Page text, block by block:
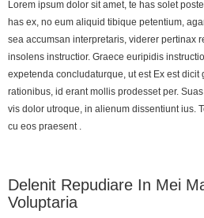
Lorem ipsum dolor sit amet, te has solet
has ex, no eum aliquid tibique petentium,
sea accumsan interpretaris, viderer pertinax
insolens instructior. Graece euripidis
expetenda concludaturque, ut est Ex est
rationibus, id erant mollis prodesset per.
vis dolor utroque, in alienum dissentiunt ius.
cu eos praesent .
Delenit Repudiare In Mei
Voluptaria